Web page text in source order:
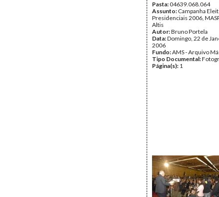
Pasta:04639.068.064
Assunto: Campanha
Presidenciais 2006,
Altis
Autor:Bruno Portela
Data:Domingo, 22 de
2006
Fundo:AMS - Arquivo
Tipo Documental:
Página(s): 1